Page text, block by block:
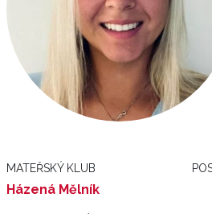
MATEŘSKÝ KLUB
Házená Mělník